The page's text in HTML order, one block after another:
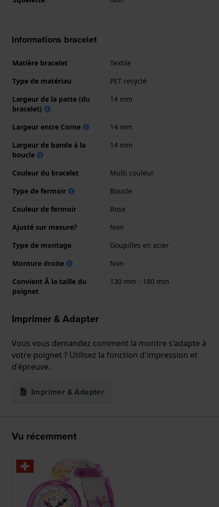
Informations bracelet
Matière bracelet
Textile
Type de matériau
PET recyclé
Largeur de la patte (du
bracelet)
14 mm
Largeur entre Corne
14 mm
Largeur de bande à la
boucle
14 mm
Couleur du bracelet
Multi couleur
Type de fermoir
Boucle
Couleur de fermoir
Rose
Ajusté sur mesure?
Non
Type de montage
Goupilles en acier
Monture droite
Non
Convient Ă la taille du
poignet
130 mm - 180 mm
Imprimer & Adapter
Vous vous demandez comment la montre s'adapte à
votre poignet ? Utilisez la fonction d'impression et
d'épreuve.
Imprimer & Adapter
Vu récemment